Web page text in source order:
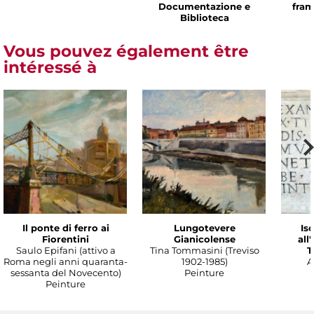
Documentazione e
Biblioteca
Vous pouvez également être
intéressé à
Il ponte di ferro ai
Fiorentini
Saulo Epifani (attivo a
Roma negli anni quaranta-
sessanta del Novecento)
Peinture
Lungotevere
Gianicolense
Tina Tommasini (Treviso
1902-1985)
Peinture